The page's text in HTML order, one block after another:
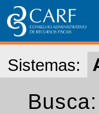
Sistemas:
Busca: